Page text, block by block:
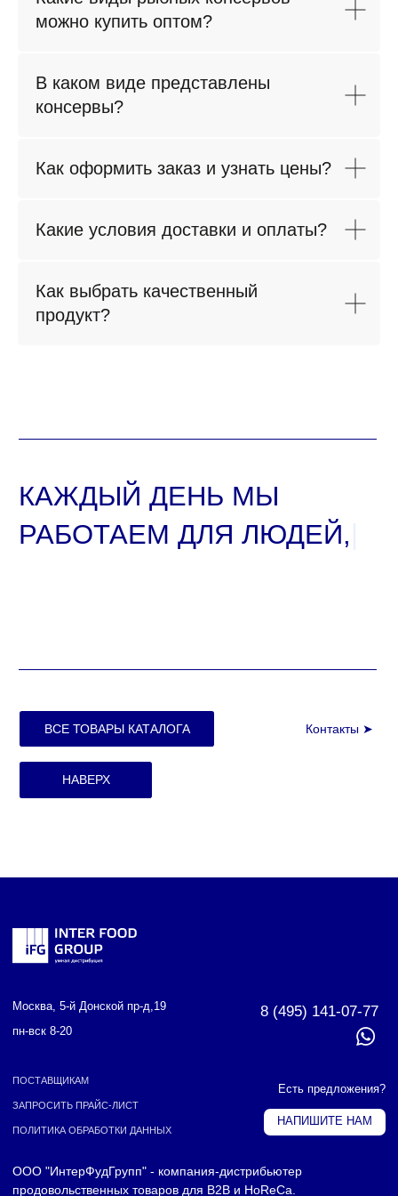
можно купить оптом?
В каком виде представлены
консервы?
Как оформить заказ и узнать цены?
Какие условия доставки и оплаты?
Как выбрать качественный
продукт?
Перечень инсайдерской информации ООО «ИнтерФудГрупп»